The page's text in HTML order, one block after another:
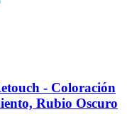
-​ Coloración
Rubio Oscuro